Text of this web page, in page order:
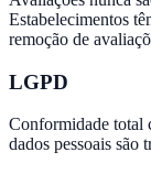
Estabelecimentos
remoção de
LGPD
Conformidade total
dados pessoais são